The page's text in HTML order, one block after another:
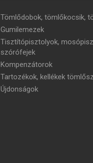
Tömlődobok, tömlőkocsik,
Gumilemezek
Tisztítópisztolyok,
szórófejek
Kompenzátorok
Tartozékok, kellékek
Újdonságok